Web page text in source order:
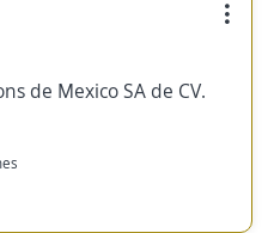
de Mexico SA de CV.